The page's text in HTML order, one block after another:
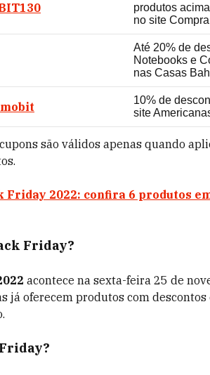
produtos
no site
Até 20% de
Notebooks e
nas Casas
10% de
site
são válidos apenas quando
Friday 2022: confira 6 produtos
Friday?
acontece na sexta-feira 25 de
já oferecem produtos com